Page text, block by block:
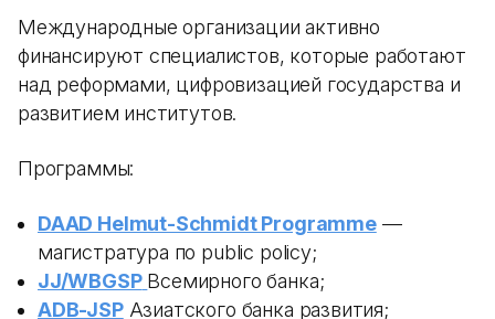
Международные организации активно
финансируют специалистов, которые работают
над реформами, цифровизацией государства и
развитием институтов.
Программы:
DAAD Helmut-Schmidt Programme—
магистратура по public policy;
JJ/WBGSP Всемирного банка;
ADB-JSPАзиатского банка развития;